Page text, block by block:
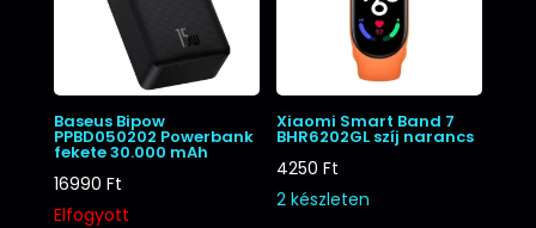
Baseus Bipow
PPBD050202 Powerbank
fekete 30.000 mAh
16990 Ft
Elfogyott
Xiaomi Smart Band 7
BHR6202GL szíj narancs
4250Ft
2 készleten